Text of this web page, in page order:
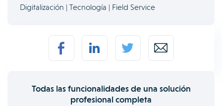
Digitalización | Tecnología | Field Service
Todas las funcionalidades de una solución
profesional completa